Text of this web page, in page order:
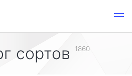
сортов 1860